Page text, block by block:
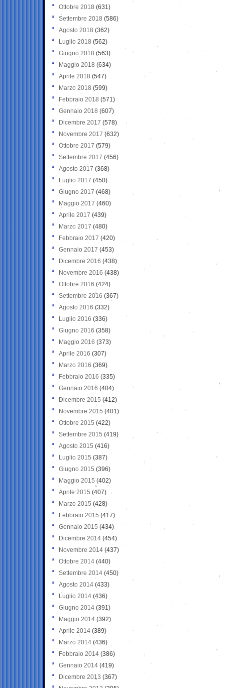
Ottobre 2018 (631)
Settembre 2018 (586)
Agosto 2018 (362)
Luglio 2018 (562)
Giugno 2018 (563)
Maggio 2018 (634)
Aprile 2018 (547)
Marzo 2018 (599)
Febbraio 2018 (571)
Gennaio 2018 (607)
Dicembre 2017 (578)
Novembre 2017 (632)
Ottobre 2017 (579)
Settembre 2017 (456)
Agosto 2017 (368)
Luglio 2017 (450)
Giugno 2017 (468)
Maggio 2017 (460)
Aprile 2017 (439)
Marzo 2017 (480)
Febbraio 2017 (420)
Gennaio 2017 (453)
Dicembre 2016 (438)
Novembre 2016 (438)
Ottobre 2016 (424)
Settembre 2016 (367)
Agosto 2016 (332)
Luglio 2016 (336)
Giugno 2016 (358)
Maggio 2016 (373)
Aprile 2016 (307)
Marzo 2016 (369)
Febbraio 2016 (335)
Gennaio 2016 (404)
Dicembre 2015 (412)
Novembre 2015 (401)
Ottobre 2015 (422)
Settembre 2015 (419)
Agosto 2015 (416)
Luglio 2015 (387)
Giugno 2015 (396)
Maggio 2015 (402)
Aprile 2015 (407)
Marzo 2015 (428)
Febbraio 2015 (417)
Gennaio 2015 (434)
Dicembre 2014 (454)
Novembre 2014 (437)
Ottobre 2014 (440)
Settembre 2014 (450)
Agosto 2014 (433)
Luglio 2014 (436)
Giugno 2014 (391)
Maggio 2014 (392)
Aprile 2014 (389)
Marzo 2014 (436)
Febbraio 2014 (386)
Gennaio 2014 (419)
Dicembre 2013 (367)